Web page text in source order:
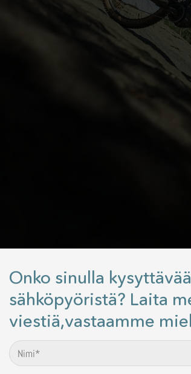
Onko sinulla kysyttävää
sähköpyöristä? Laita
viestiä,vastaamme